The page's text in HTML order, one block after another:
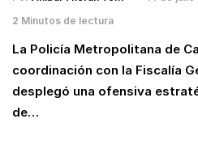
2 Minutos de lectura
La Policía Metropolitana de
coordinación con la Fiscalía
desplegó una ofensiva
de…